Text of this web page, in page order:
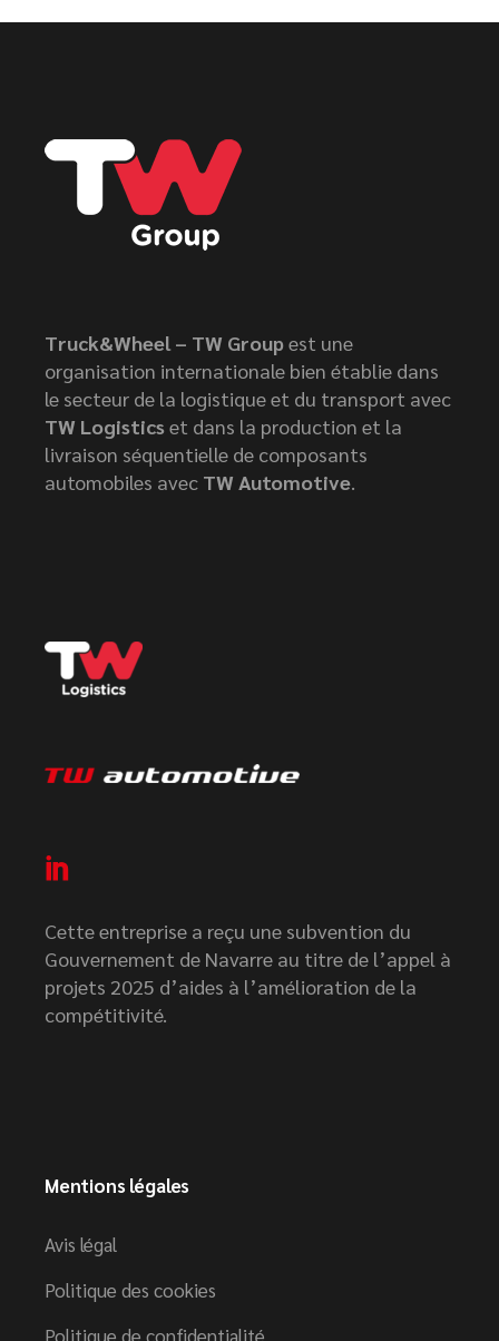
Truck&Wheel – TW Groupest une
organisation internationale bien établie dans
le secteur de la logistique et du transport avec
TW Logisticset dans la production et la
livraison séquentielle de composants
automobiles avec TW Automotive.
Cette entreprise a reçu une subvention du
Gouvernement de Navarre au titre de l’appel à
projets 2025 d’aides à l’amélioration de la
compétitivité.
Mentions légales
Avis légal
Politique des cookies
Politique de confidentialité